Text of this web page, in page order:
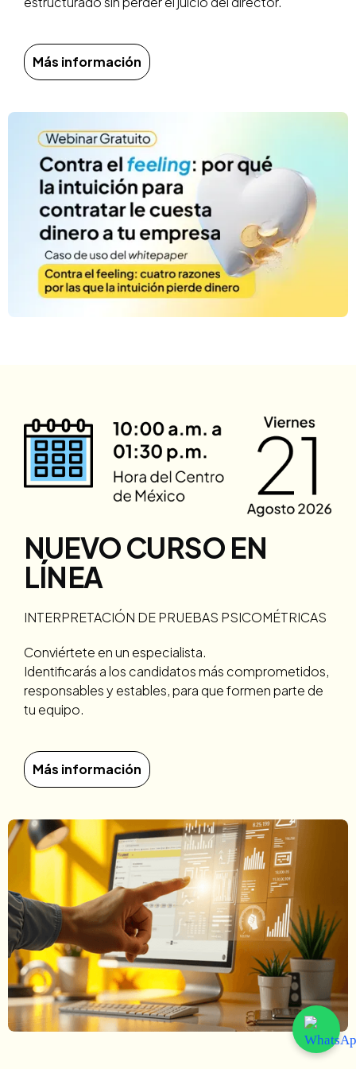
Más información
NUEVO CURSO EN
LÍNEA
INTERPRETACIÓN DE PRUEBAS PSICOMÉTRICAS
Conviértete en un especialista.
Identificarás a los candidatos más comprometidos,
responsables y estables, para que formen parte de
tu equipo.
Más información